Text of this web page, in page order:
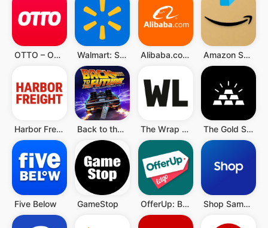
OTTO – Online Shopping & Möbel Walmart: Shopping & Savings Alibaba.com - B2B-Marktplatz Amazon Shopping
Harbor Freight Tools Back to the Future™ The Wrap Life The Gold Supply
Five Below GameStop OfferUp: Buy. Sell. Letgo. Shop Samsung